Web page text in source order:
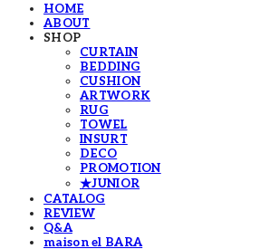
HOME
ABOUT
SHOP
CURTAIN
BEDDING
CUSHION
ARTWORK
RUG
TOWEL
INSURT
DECO
PROMOTION
★JUNIOR
CATALOG
REVIEW
Q&A
maison el BARA